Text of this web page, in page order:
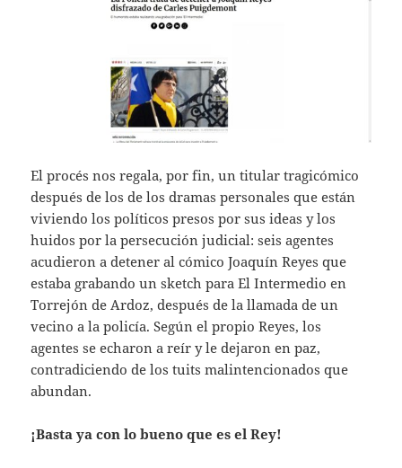
El procés nos regala, por fin, un titular tragicómico
después de los de los dramas personales que están
viviendo los políticos presos por sus ideas y los
huidos por la persecución judicial: seis agentes
acudieron a detener al cómico Joaquín Reyes que
estaba grabando un sketch para El Intermedio en
Torrejón de Ardoz, después de la llamada de un
vecino a la policía. Según el propio Reyes, los
agentes se echaron a reír y le dejaron en paz,
contradiciendo de los tuits malintencionados que
abundan.
¡Basta ya con lo bueno que es el Rey!